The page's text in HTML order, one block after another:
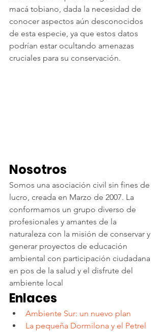
macá tobiano, dada la necesidad de
conocer aspectos aún desconocidos
de esta especie, ya que estos datos
podrían estar ocultando amenazas
cruciales para su conservación.
Nosotros
Somos una asociación civil sin fines de
lucro, creada en Marzo de 2007. La
conformamos un grupo diverso de
profesionales y amantes de la
naturaleza con la misión de conservar y
generar proyectos de educación
ambiental con participación ciudadana
en pos de la salud y el disfrute del
ambiente local
Enlaces
Ambiente Sur: un nuevo plan
La pequeña Dormilona y el Petrel